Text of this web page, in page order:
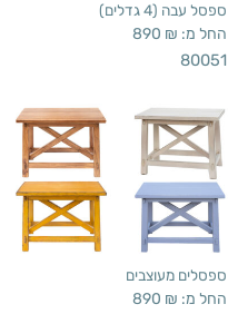
ספסל עבה (4 גדלים)
החל מ: 890 ₪
80051
ספסלים מעוצבים
החל מ: 890 ₪